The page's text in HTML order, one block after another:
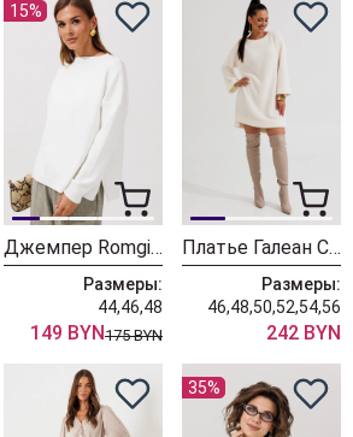
15%
Джемпер Romgil РВ0435-ВИ5 молочный
Размеры:
44,46,48
149 BYN175 BYN
Платье Галеан Cтиль 1017 молочный
Размеры:
46,48,50,52,54,56
242 BYN
35%